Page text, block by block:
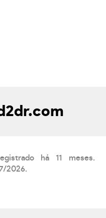
há 11 meses.
2026.